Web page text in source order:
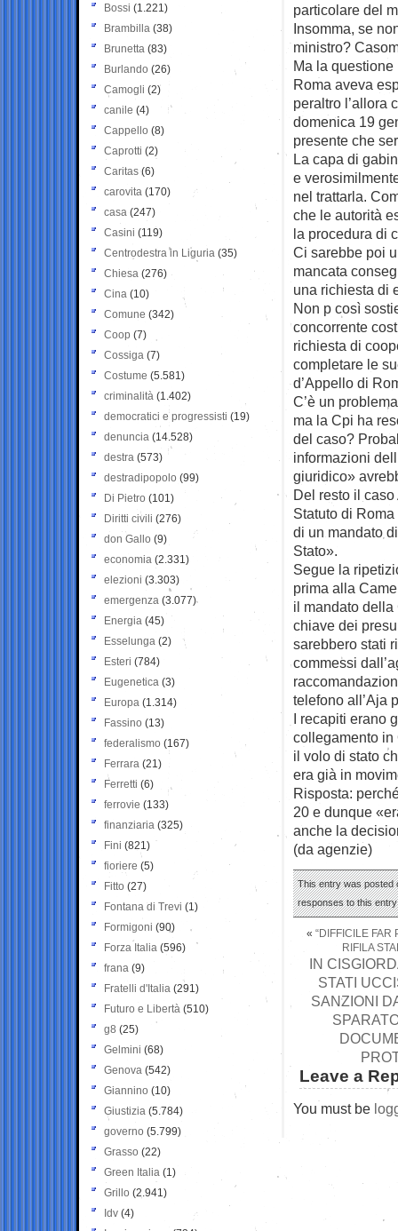
particolare del
Insomma, se
ministro?
Ma la
Roma aveva
peraltro l’allora
domenica 19
presente che
La capa di
e
nel trattarla.
che le autorità
la procedura di
Ci sarebbe poi
mancata
una richiesta di
Non p così
concorrente
richiesta di
completare le
d’Appello di
C’è un
ma la Cpi ha
del caso?
informazioni
giuridico»
Del resto il
Statuto di
di un mandato
Stato».
Segue la
prima alla
il mandato
chiave dei
sarebbero stati
commessi
telefono all’Aja
I recapiti erano
collegamento in
il volo di stato
era già in
Risposta:
20 e dunque
anche la
(da agenzie)
This entry was posted
responses to this
« “DIFFICILE FAR
RIFILA
IN
STATI
SANZIONI
Leave a
You must be
Bossi (1.221)
Brambilla (38)
Brunetta (83)
Burlando (26)
Camogli (2)
canile (4)
Cappello (8)
Caprotti (2)
Caritas (6)
carovita (170)
casa (247)
Casini (119)
Centrodestra in Liguria (35)
Chiesa (276)
Cina (10)
Comune (342)
Coop (7)
Cossiga (7)
Costume (5.581)
criminalità (1.402)
democratici e progressisti (19)
denuncia (14.528)
destra (573)
destradipopolo (99)
Di Pietro (101)
Diritti civili (276)
don Gallo (9)
economia (2.331)
elezioni (3.303)
emergenza (3.077)
Energia (45)
Esselunga (2)
Esteri (784)
Eugenetica (3)
Europa (1.314)
Fassino (13)
federalismo (167)
Ferrara (21)
Ferretti (6)
ferrovie (133)
finanziaria (325)
Fini (821)
fioriere (5)
Fitto (27)
Fontana di Trevi (1)
Formigoni (90)
Forza Italia (596)
frana (9)
Fratelli d'Italia (291)
Futuro e Libertà (510)
g8 (25)
Gelmini (68)
Genova (542)
Giannino (10)
Giustizia (5.784)
governo (5.799)
Grasso (22)
Green Italia (1)
Grillo (2.941)
Idv (4)